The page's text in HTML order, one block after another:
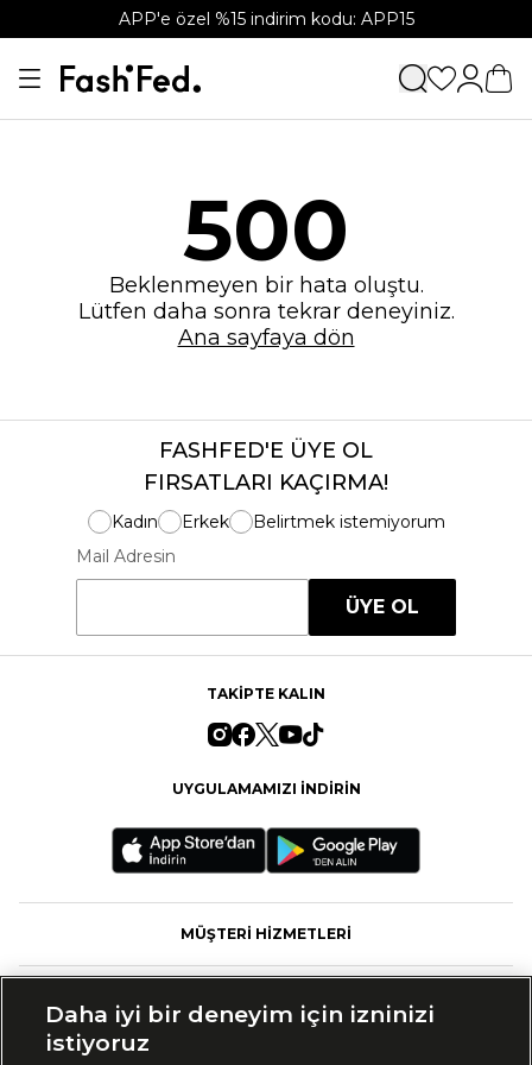
APP'e özel %15 indirim kodu: APP15
500
Beklenmeyen bir hata oluştu.
Lütfen daha sonra tekrar deneyiniz.
Ana sayfaya dön
FASHFED'E ÜYE OL
FIRSATLARI KAÇIRMA!
Kadın Erkek
Belirtmek istemiyorum
Mail Adresin
ÜYE OL
TAKİPTE KALIN
UYGULAMAMIZI İNDİRİN
MÜŞTERİ HİZMETLERİ
Daha iyi bir deneyim için izninizi
istiyoruz